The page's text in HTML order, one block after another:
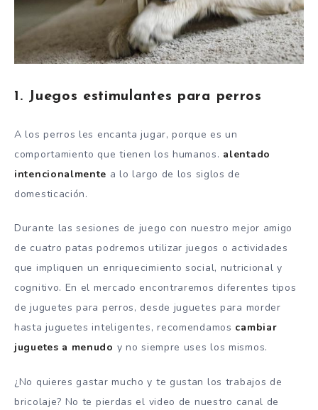
1. Juegos estimulantes para perros
A los perros les encanta jugar, porque es un
comportamiento que tienen los humanos. alentado
intencionalmente a lo largo de los siglos de
domesticación.
Durante las sesiones de juego con nuestro mejor amigo
de cuatro patas podremos utilizar juegos o actividades
que impliquen un enriquecimiento social, nutricional y
cognitivo. En el mercado encontraremos diferentes tipos
de juguetes para perros, desde juguetes para morder
hasta juguetes inteligentes, recomendamos cambiar
juguetes a menudo y no siempre uses los mismos.
¿No quieres gastar mucho y te gustan los trabajos de
bricolaje? No te pierdas el video de nuestro canal de